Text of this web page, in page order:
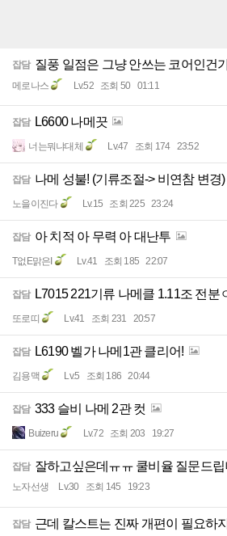
잡담 질풍 일점은 그냥 안쓰는 코어인건
메로나스 Lv.52 조회 50 01:11
잡담 L6600 나메끗
너는뭐냐대체 Lv.47 조회 174 23:52
잡담 나메 성불! (기류조절-> 비연참 변경)
노을이진다 Lv.15 조회 225 23:24
잡담 아 치적 아 무력 아 대난투
T없E맑은I Lv.41 조회 185 22:07
잡담 L7015 221기류 나메클 1.11조 전분
또로띠 Lv.41 조회 231 20:57
잡담 L6190 벨가 나메1관 클리어!
김용맥 Lv.5 조회 186 20:44
잡담 333 슬비 나메 2관 컷
Buizeru Lv.72 조회 203 19:27
잡담 잘하고싶은데ㅠㅠ 쿨비율 질문드
노자선생 Lv.30 조회 145 19:23
잡담 근데 칼스트는 진짜 개편이 필요하